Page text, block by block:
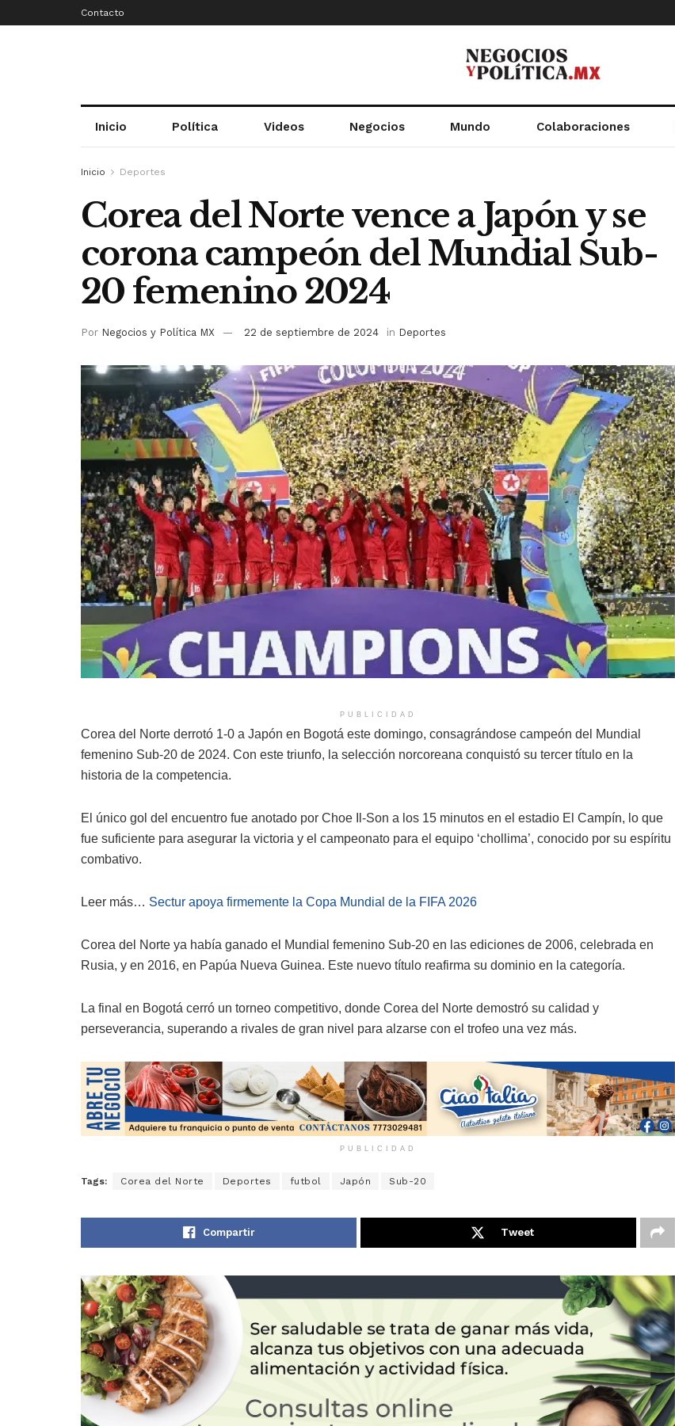
Contacto
Inicio Política Videos Negocios Mundo Colaboraciones
Inicio Deportes
Corea del Norte vence a Japón y se
corona campeón del Mundial Sub-
20 femenino 2024
Por Negocios y Política MX 22 de septiembre de 2024 in Deportes
PUBLICIDAD
Corea del Norte derrotó 1-0 a Japón en Bogotá este domingo, consagrándose campeón del Mundial
femenino Sub-20 de 2024. Con este triunfo, la selección norcoreana conquistó su tercer título en la
historia de la competencia.
El único gol del encuentro fue anotado por Choe Il-Son a los 15 minutos en el estadio El Campín, lo que
fue suficiente para asegurar la victoria y el campeonato para el equipo ‘chollima’, conocido por su espíritu
combativo.
Leer más… Sectur apoya firmemente la Copa Mundial de la FIFA 2026
Corea del Norte ya había ganado el Mundial femenino Sub-20 en las ediciones de 2006, celebrada en
Rusia, y en 2016, en Papúa Nueva Guinea. Este nuevo título reafirma su dominio en la categoría.
La final en Bogotá cerró un torneo competitivo, donde Corea del Norte demostró su calidad y
perseverancia, superando a rivales de gran nivel para alzarse con el trofeo una vez más.
PUBLICIDAD
Tags: Corea del Norte Deportes futbol Japón Sub-20
Compartir Tweet